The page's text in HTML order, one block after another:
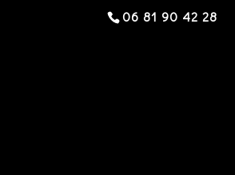
06 81 90 42 28